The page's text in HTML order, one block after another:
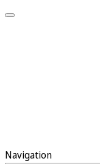
Navigation